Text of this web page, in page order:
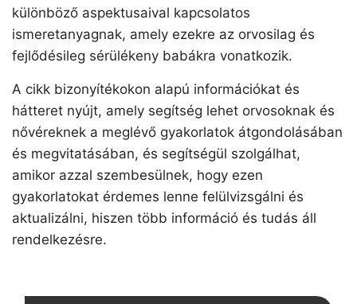
különböző aspektusaival kapcsolatos
ismeretanyagnak, amely ezekre az orvosilag és
fejlődésileg sérülékeny babákra vonatkozik.
A cikk bizonyítékokon alapú információkat és
hátteret nyújt, amely segítség lehet orvosoknak és
nővéreknek a meglévő gyakorlatok átgondolásában
és megvitatásában, és segítségül szolgálhat,
amikor azzal szembesülnek, hogy ezen
gyakorlatokat érdemes lenne felülvizsgálni és
aktualizálni, hiszen több információ és tudás áll
rendelkezésre.